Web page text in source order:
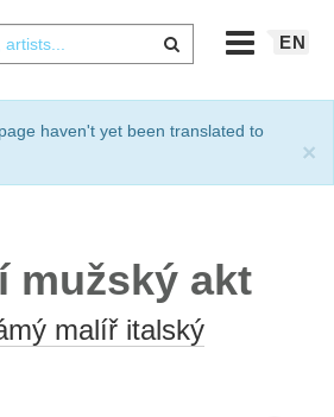
EN
haven't yet been translated to
×
mužský akt
malíř italský